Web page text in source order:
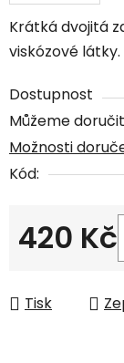
Krátká dvojitá
viskózové
Dostupnost
Můžeme
Možnosti
Kód:
420 Kč
Tisk